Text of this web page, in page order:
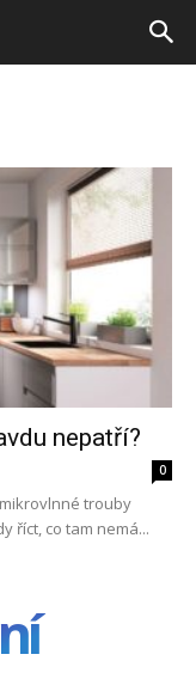
nepatří?
0
trouby
říct, co tam nemá...